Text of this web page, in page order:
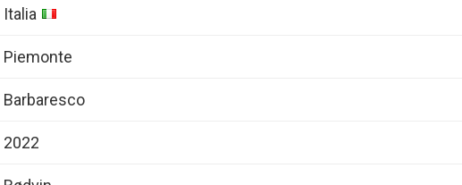
Italia
Piemonte
Barbaresco
2022